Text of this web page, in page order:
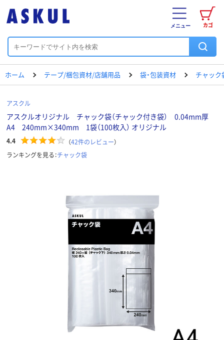
カゴ
メニュー
ホーム テープ/梱包資材/店舗用品 袋・包装資材 チャック
アスクル
アスクルオリジナル チャック袋（チャック付き袋） 0.04mm厚
A4 240mm×340mm 1袋（100枚入） オリジナル
4.4 （42件のレビュー）
ランキングを見る：チャック袋